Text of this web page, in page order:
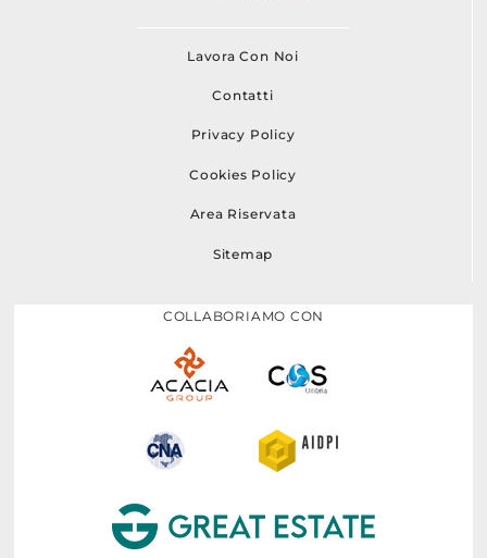
Lavora Con Noi
Contatti
Privacy Policy
Cookies Policy
Area Riservata
Sitemap
COLLABORIAMO CON